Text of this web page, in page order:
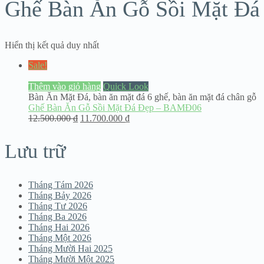
Ghế Bàn Ăn Gỗ Sồi Mặt
Hiển thị kết quả duy nhất
Sale!
Thêm vào giỏ hàng Quick Look
Bàn Ăn Mặt Đá, bàn ăn mặt đá 6 ghế, bàn ăn mặt đá chân gỗ
Ghế Bàn Ăn Gỗ Sồi Mặt Đá Đẹp – BAMĐ06
12.500.000₫ 11.700.000 ₫
Lưu trữ
Tháng Tám 2026
Tháng Bảy 2026
Tháng Tư 2026
Tháng Ba 2026
Tháng Hai 2026
Tháng Một 2026
Tháng Mười Hai 2025
Tháng Mười Một 2025